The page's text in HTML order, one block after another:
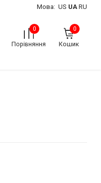
Мова: US UA RU
0
Порівняння
0
Кошик